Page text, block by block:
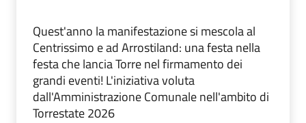
Quest'anno la manifestazione si mescola al
Centrissimo e ad Arrostiland: una festa nella
festa che lancia Torre nel firmamento dei
grandi eventi! L'iniziativa voluta
dall'Amministrazione Comunale nell'ambito di
Torrestate 2026